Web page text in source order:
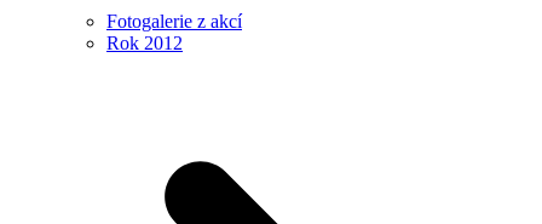
Fotogalerie z akcí
Rok 2012